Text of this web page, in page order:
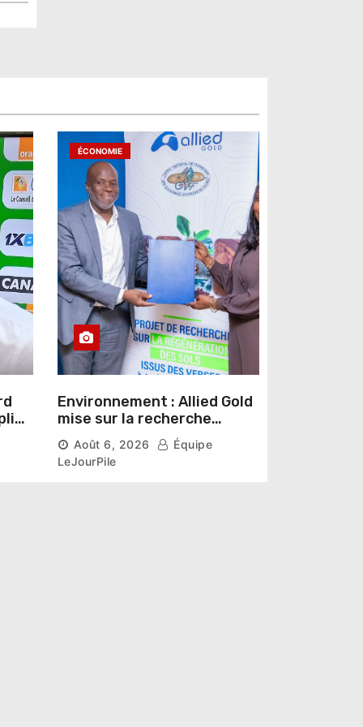
ÉCONOMIE
Environnement : Allied Gold
mise sur la recherche
scientifique pour restaurer
les sols de ses sites miniers
Août 6, 2026
Équipe
LeJourPile